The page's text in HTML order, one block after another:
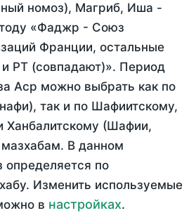
номоз), Магриб, Иша -
«Фаджр - Союз
Франции, остальные
РТ (совпадают)». Период
Аср можно выбрать как по
так и по Шафиитскому,
Ханбалитскому (Шафии,
В данном
определяется по
Изменить используемые
в настройках.